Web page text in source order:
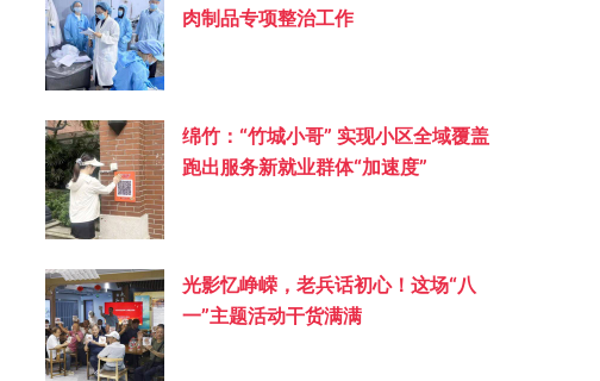
肉制品专项整治工作
绵竹：“竹城小哥” 实现小区全域覆盖
跑出服务新就业群体“加速度”
光影忆峥嵘，老兵话初心！这场“八
一”主题活动干货满满